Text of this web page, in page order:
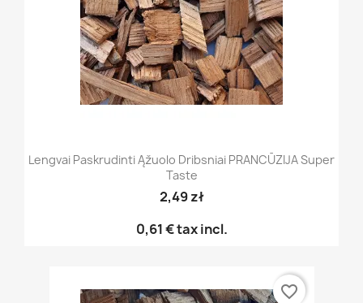
Lengvai Paskrudinti Ąžuolo Dribsniai PRANCŪZIJA Super
Taste
2,49 zł
0,61 €tax incl.
favorite_border